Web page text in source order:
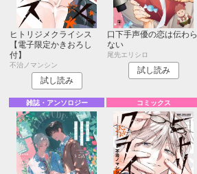
ヒトリジメクライシス
【電子限定かきおろし
付】
不治ノマンシン
試し読み
口下手声優の恋は伝わら
ない
尾先エリシロ
試し読み
雑誌・アンソロジー コミックス